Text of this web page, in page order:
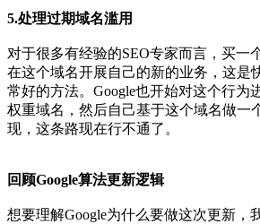
5.处理过期域名滥用
对于很多有经验的SEO专家而言，买一
在这个域名开展自己的新的业务，这是
常好的方法。Google也开始对这个行为
权重域名，然后自己基于这个域名做一
现，这条路现在行不通了。
回顾Google算法更新逻辑
想要理解Google为什么要做这次更新，